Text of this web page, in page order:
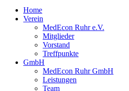
Home
Verein
MedEcon Ruhr e.V.
Mitglieder
Vorstand
Treffpunkte
GmbH
MedEcon Ruhr GmbH
Leistungen
Team